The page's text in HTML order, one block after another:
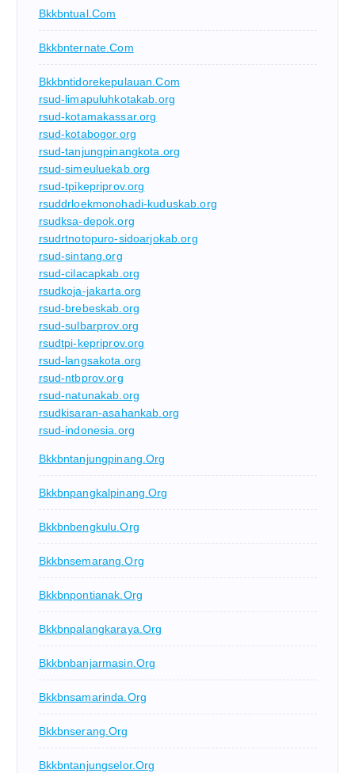
Bkkbntual.com
Bkkbnternate.com
Bkkbntidorekepulauan.com
rsud-limapuluhkotakab.org
rsud-kotamakassar.org
rsud-kotabogor.org
rsud-tanjungpinangkota.org
rsud-simeuluekab.org
rsud-tpikepriprov.org
rsuddrloekmonohadi-kuduskab.org
rsudksa-depok.org
rsudrtnotopuro-sidoarjokab.org
rsud-sintang.org
rsud-cilacapkab.org
rsudkoja-jakarta.org
rsud-brebeskab.org
rsud-sulbarprov.org
rsudtpi-kepriprov.org
rsud-langsakota.org
rsud-ntbprov.org
rsud-natunakab.org
rsudkisaran-asahankab.org
rsud-indonesia.org
Bkkbntanjungpinang.org
Bkkbnpangkalpinang.org
Bkkbnbengkulu.org
Bkkbnsemarang.org
Bkkbnpontianak.org
Bkkbnpalangkaraya.org
Bkkbnbanjarmasin.org
Bkkbnsamarinda.org
Bkkbnserang.org
Bkkbntanjungselor.org